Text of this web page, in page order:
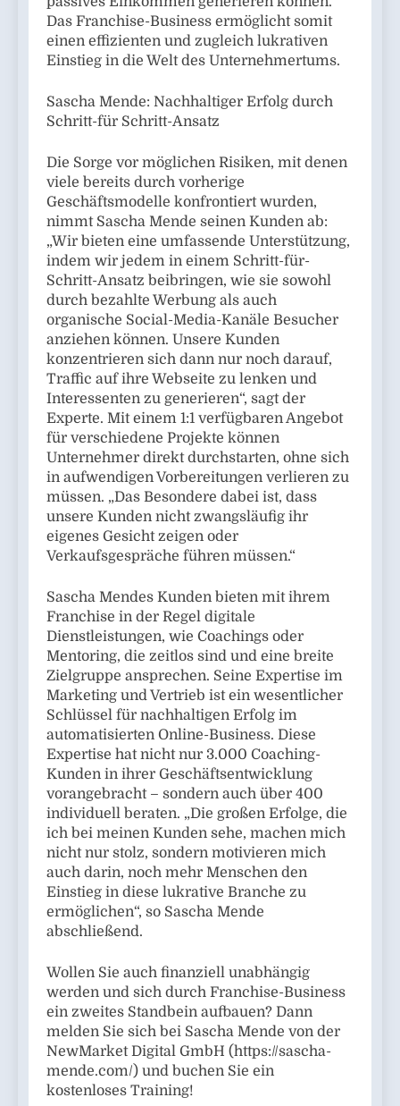
Das Franchise-Business ermöglicht somit
einen effizienten und zugleich lukrativen
Einstieg in die Welt des Unternehmertums.
Sascha Mende: Nachhaltiger Erfolg durch
Schritt-für Schritt-Ansatz
Die Sorge vor möglichen Risiken, mit denen
viele bereits durch vorherige
Geschäftsmodelle konfrontiert wurden,
nimmt Sascha Mende seinen Kunden ab:
„Wir bieten eine umfassende Unterstützung,
indem wir jedem in einem Schritt-für-
Schritt-Ansatz beibringen, wie sie sowohl
durch bezahlte Werbung als auch
organische Social-Media-Kanäle Besucher
anziehen können. Unsere Kunden
konzentrieren sich dann nur noch darauf,
Traffic auf ihre Webseite zu lenken und
Interessenten zu generieren“, sagt der
Experte. Mit einem 1:1 verfügbaren Angebot
für verschiedene Projekte können
Unternehmer direkt durchstarten, ohne sich
in aufwendigen Vorbereitungen verlieren zu
müssen. „Das Besondere dabei ist, dass
unsere Kunden nicht zwangsläufig ihr
eigenes Gesicht zeigen oder
Verkaufsgespräche führen müssen.“
Sascha Mendes Kunden bieten mit ihrem
Franchise in der Regel digitale
Dienstleistungen, wie Coachings oder
Mentoring, die zeitlos sind und eine breite
Zielgruppe ansprechen. Seine Expertise im
Marketing und Vertrieb ist ein wesentlicher
Schlüssel für nachhaltigen Erfolg im
automatisierten Online-Business. Diese
Expertise hat nicht nur 3.000 Coaching-
Kunden in ihrer Geschäftsentwicklung
vorangebracht – sondern auch über 400
individuell beraten. „Die großen Erfolge, die
ich bei meinen Kunden sehe, machen mich
nicht nur stolz, sondern motivieren mich
auch darin, noch mehr Menschen den
Einstieg in diese lukrative Branche zu
ermöglichen“, so Sascha Mende
abschließend.
Wollen Sie auch finanziell unabhängig
werden und sich durch Franchise-Business
ein zweites Standbein aufbauen? Dann
melden Sie sich bei Sascha Mende von der
NewMarket Digital GmbH (https://sascha-
mende.com/) und buchen Sie ein
kostenloses Training!